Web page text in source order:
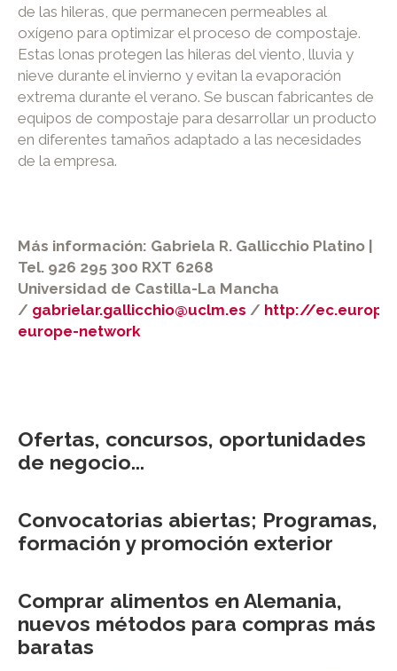
de las hileras, que permanecen permeables al
oxígeno para optimizar el proceso de compostaje.
Estas lonas protegen las hileras del viento, lluvia y
nieve durante el invierno y evitan la evaporación
extrema durante el verano. Se buscan fabricantes de
equipos de compostaje para desarrollar un producto
en diferentes tamaños adaptado a las necesidades
de la empresa.
Más información: Gabriela R. Gallicchio Platino |
Tel. 926 295 300 RXT 6268
Universidad de Castilla-La Mancha
/ gabrielar.gallicchio@uclm.es / http://
europe-network
Ofertas, concursos, oportunidades
de negocio...
Convocatorias abiertas; Programas,
formación y promoción exterior
Comprar alimentos en Alemania,
nuevos métodos para compras más
baratas